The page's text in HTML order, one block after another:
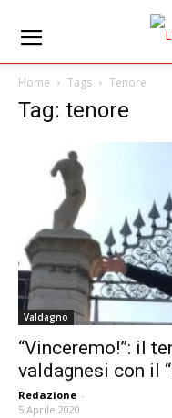
Home Tags Tenore
Tag: tenore
Valdagno
“Vinceremo!”: il
valdagnesi con il
Redazione -
5 Aprile 2020